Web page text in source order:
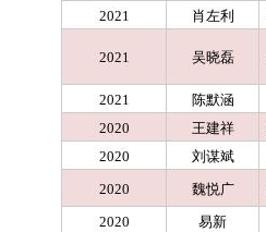
2021
肖左利
2021 吴晓磊
2021
陈默涵
2020
王建祥
2020
刘谋斌
2020
魏悦广
2020
易新